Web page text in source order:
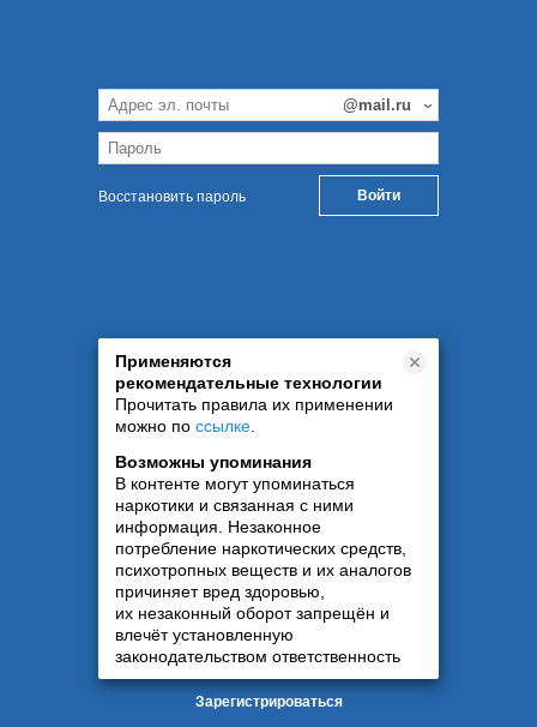
Восстановить пароль
Применяются
рекомендательные технологии
Прочитать правила их применении
можно по ссылке
Возможны упоминания
В контенте могут упоминаться
наркотики и связанная с ними
информация. Незаконное
потребление наркотических средств,
психотропных веществ и их аналогов
причиняет вред здоровью,
их незаконный оборот запрещён и
влечёт установленную
законодательством ответственность
Зарегистрироваться